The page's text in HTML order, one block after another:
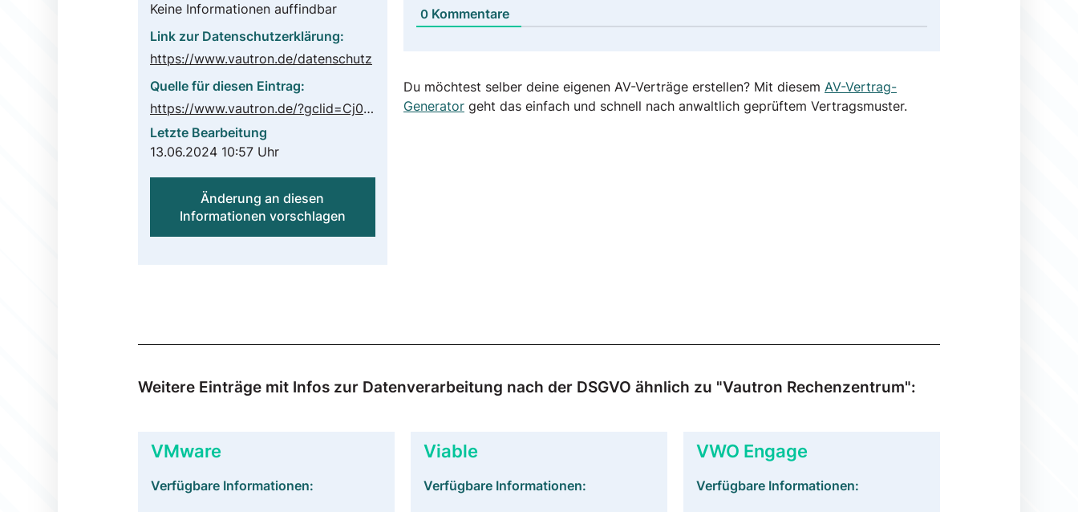
Keine Informationen auffindbar
Link zur Datenschutzerklärung:
https://www.vautron.de/datenschutz
Quelle für diesen Eintrag:
https://www.vautron.de/?gclid=Cj0KCQjwk4yGBhDQARIsACGfAeuO3spMbT3E_NcEDE5xqsVsRidRwzgelmOkoPv8LHyLwR7EnsHGpC8aAo_FEALw_wcB
Letzte Bearbeitung
13.06.2024 10:57 Uhr
Änderung an diesen
Informationen vorschlagen
0Kommentare
Du möchtest selber deine eigenen AV-Verträge erstellen? Mit diesem AV-Vertrag-
Generatorgeht das einfach und schnell nach anwaltlich geprüftem Vertragsmuster.
Weitere Einträge mit Infos zur Datenverarbeitung nach der DSGVO ähnlich zu "Vautron Rechenzentrum":
VMware
Verfügbare Informationen:
Viable
Verfügbare Informationen:
VWO Engage
Verfügbare Informationen: